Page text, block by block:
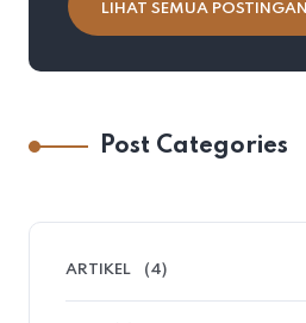
LIHAT SEMUA POSTINGAN
Post Categories
ARTIKEL (4)